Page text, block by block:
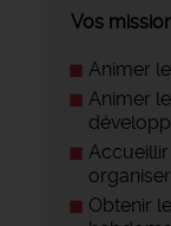
Vos
Animer
Animer
Obtenir